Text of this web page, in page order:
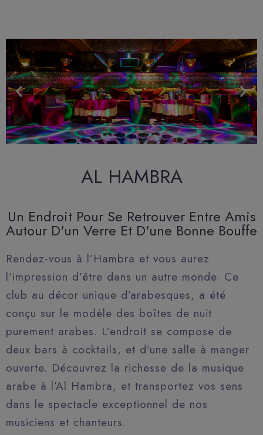
AL HAMBRA
Un Endroit Pour Se Retrouver Entre Amis
Autour D'un Verre Et D'une Bonne Bouffe
Rendez-vous à l’Hambra et vous aurez
l’impression d’être dans un autre monde. Ce
club au décor unique d’arabesques, a été
conçu sur le modèle des boîtes de nuit
purement arabes. L’endroit se compose de
deux bars à cocktails, et d’une salle à manger
ouverte. Découvrez la richesse de la musique
arabe à l’Al Hambra, et transportez vos sens
dans le spectacle exceptionnel de nos
musiciens et chanteurs.